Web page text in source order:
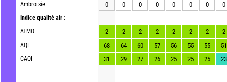
Ambroisie
Indice qualité air :
ATMO
AQI
CAQI
0
0 0 0 0 0 0 0
2 2 2 2 2 2 2
2
68
64 60 57 56 55 55
51
31
29 27 26 25 25 25 23